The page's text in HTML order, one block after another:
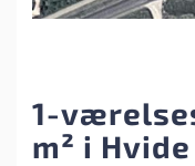
1-
m² i